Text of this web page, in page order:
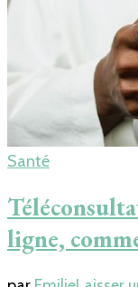
Santé
ligne,